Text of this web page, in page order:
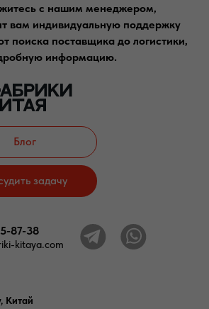
с нашим менеджером,
вам индивидуальную поддержку
поиска поставщика до логистики,
информацию.
kitaya.com
87-38
задачу
Блог
Китай